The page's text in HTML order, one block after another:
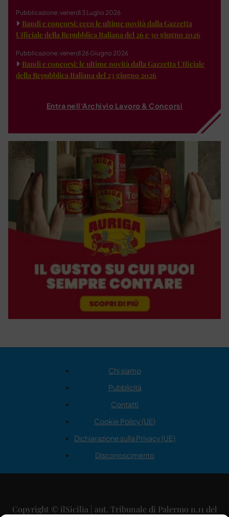
Pubblicazione: venerdì 3 Luglio 2026
Bandi e concorsi: ecco le ultime novità dalla Gazzetta
Ufficiale della Repubblica Italiana del 26 e 30 giugno 2026
Pubblicazione: venerdì 26 Giugno 2026
Bandi e concorsi: le ultime novità dalla Gazzetta Ufficiale
della Repubblica Italiana del 23 giugno 2026
Entra nell'Archivio Lavoro & Concorsi
Chi siamo
Pubblicità
Contatti
Cookie Policy (UE)
Dichiarazione sulla Privacy (UE)
Disconoscimento
Copyright © ilSicilia | aut. Tribunale di Palermo n.11 del